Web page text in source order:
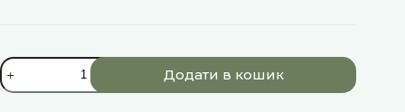
Набір
винограду
4шт
Додати в кошик